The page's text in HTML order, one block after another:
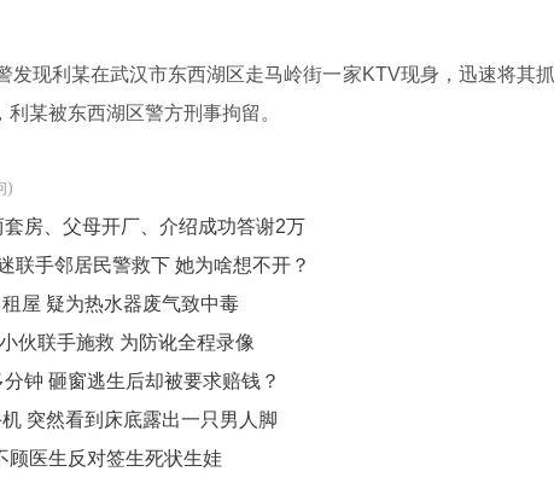
现利某在武汉市东西湖区走马岭街一家KTV现身，迅速将其抓
某被东西湖区警方刑事拘留。
)
房、父母开厂、介绍成功答谢2万
联手邻居民警救下 她为啥想不开？
屋 疑为热水器废气致中毒
伙联手施救 为防讹全程录像
钟 砸窗逃生后却被要求赔钱？
突然看到床底露出一只男人脚
顾医生反对签生死状生娃